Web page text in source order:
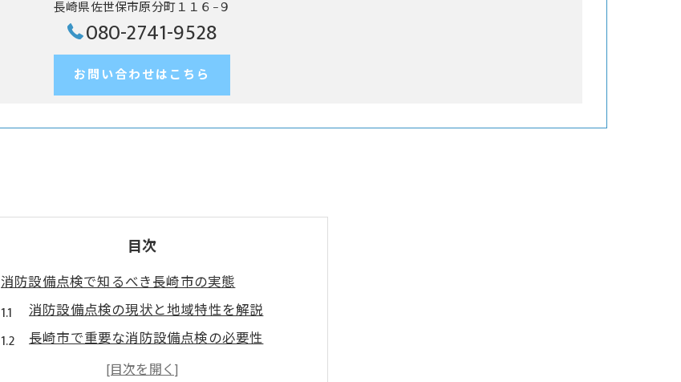
長崎県佐世保市原分町１１６−９
080-2741-9528
お問い合わせはこちら
目次
消防設備点検で知るべき長崎市の実態
消防設備点検の現状と地域特性を解説
長崎市で重要な消防設備点検の必要性
消防設備点検の頻度や実務のポイント